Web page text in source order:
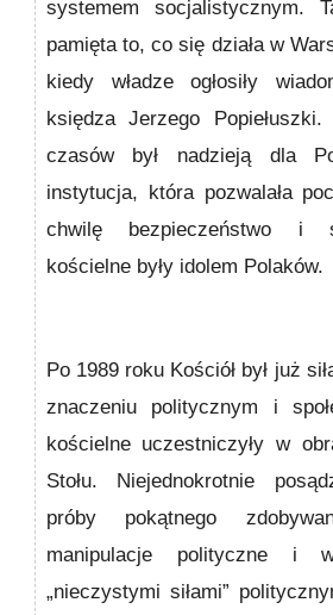
systemem socjalistycznym.
pamięta to, co się działa w
kiedy władze ogłosiły
księdza Jerzego
czasów był nadzieją dla
instytucja, która pozwalała
chwilę bezpieczeństwo i
kościelne były idolem Polaków.
Po 1989 roku Kościół był już
znaczeniu politycznym i
kościelne uczestniczyły w
Stołu. Niejednokrotnie
próby pokątnego
manipulacje polityczne i
„nieczystymi siłami”